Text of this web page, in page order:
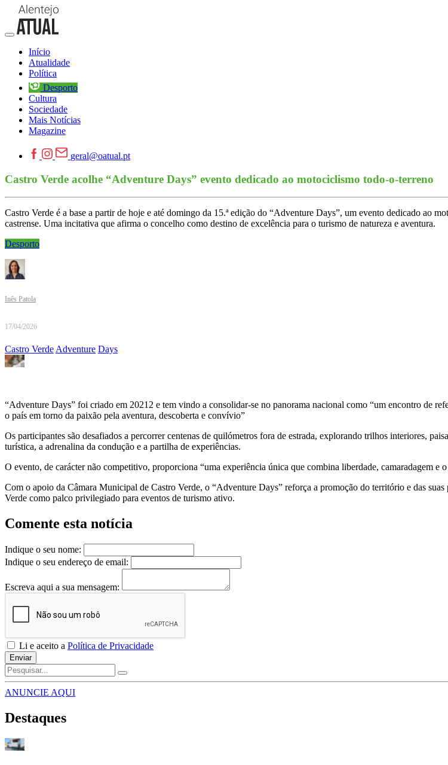
Início
Atualidade
Política
Desporto
Cultura
Sociedade
Mais Notícias
Magazine
geral@oatual.pt
Castro Verde acolhe “Adventure Days” evento dedicado ao motociclismo todo-o-terreno
Castro Verde é a base a partir de hoje e até domingo da 15.ª edição do “Adventure Days”, um evento dedicado
castrense. Uma incitativa que afirma o concelho como destino de excelência para o turismo de natureza e aventura.
Desporto
Inês Patola
17/04/2026
Castro VerdeAdventure Days
“Adventure Days” foi criado em 20212 e tem vindo a consolidar-se no panorama nacional como “um encontro de
o país em torno da paixão pela aventura, descoberta e convívio”
Os participantes são desafiados a percorrer centenas de quilómetros fora de estrada, explorando trilhos interiores,
turística, a adrenalina da condução e a partilha de experiências.
O evento, de carácter não competitivo, proporciona “uma experiência única que combina liberdade, camaradagem e
Com o apoio da Câmara Municipal de Castro Verde, o “Adventure Days” reforça a promoção do território e das
Verde como palco privilegiado para eventos de turismo ativo.
Comente esta notícia
Indique o seu nome:
Indique o seu endereço de email:
Escreva aqui a sua mensagem:
Li e aceito a Política de Privacidade
Enviar
ANUNCIE AQUI
Destaques